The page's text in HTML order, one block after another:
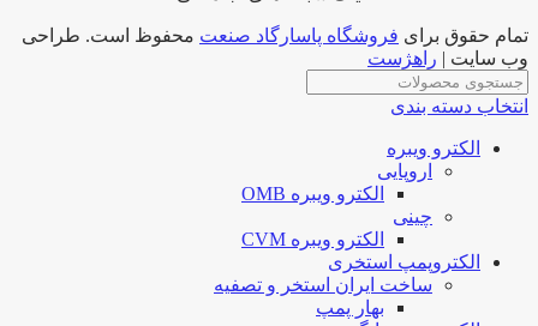
تمام حقوق برای فروشگاه پاسارگاد صنعت محفوظ است. طراحی
وب سایت | راهژست
انتخاب دسته بندی
الکترو ویبره
اروپایی
الکترو ویبره OMB
چینی
الکترو ویبره CVM
الکتروپمپ استخری
ساخت ایران استخر و تصفیه
بهار پمپ